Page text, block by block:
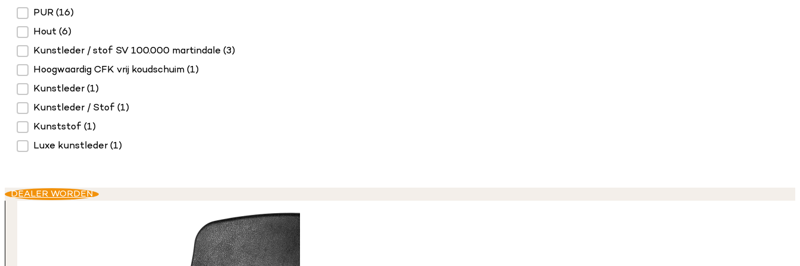
Materiaal
PUR(16)
Hout(6)
Kunstleder / stof SV 100.000 martindale (3)
Hoogwaardig CFK vrij koudschuim(1)
Kunstleder(1)
Kunstleder / Stof (1)
Kunststof (1)
Luxe kunstleder(1)
DEALER WORDEN